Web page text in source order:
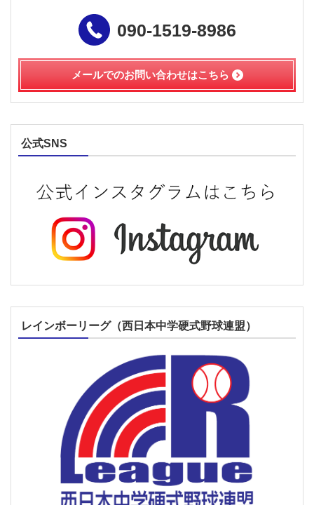
090-1519-8986
メールでのお問い合わせはこちら
公式SNS
レインボーリーグ（西日本中学硬式野球連盟）